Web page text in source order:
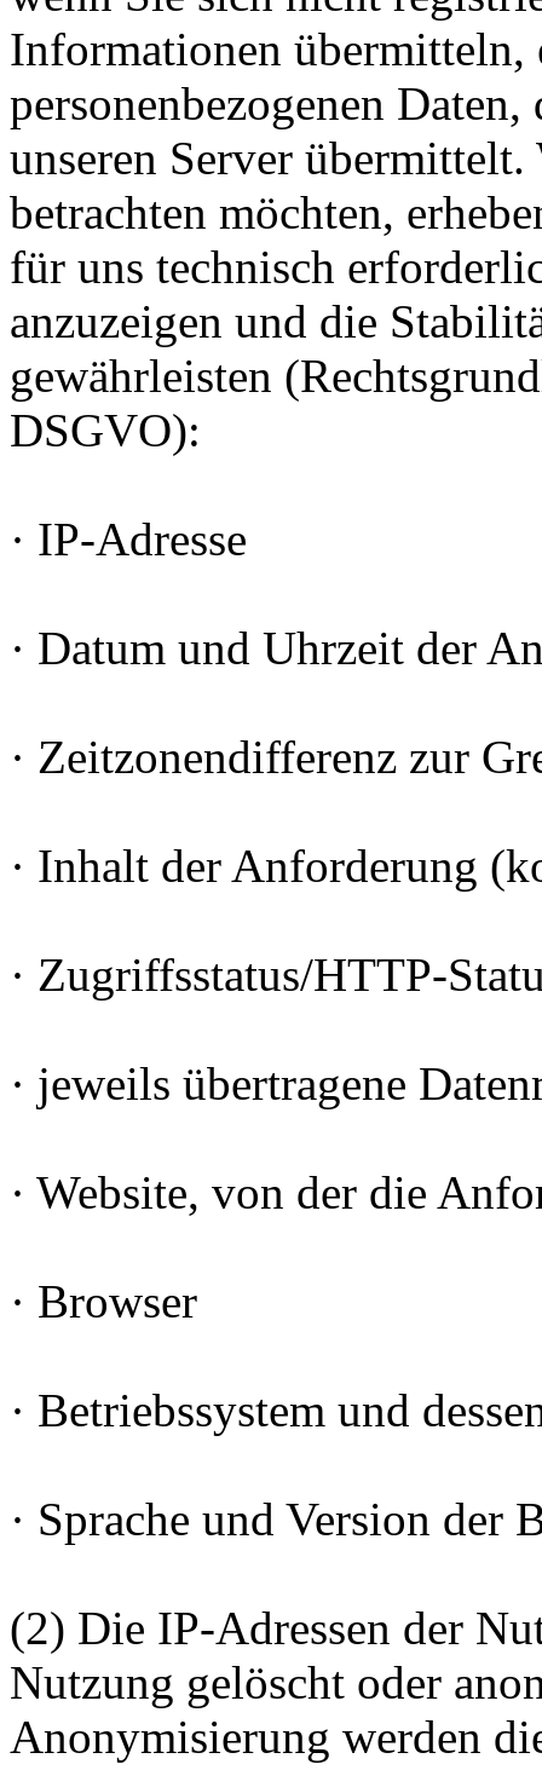
Informationen übermitteln,
personenbezogenen
unseren Server übermittelt.
betrachten möchten,
für uns technisch
anzuzeigen und die
gewährleisten
DSGVO):
· IP-Adresse
· Datum und Uhrzeit der
· Zeitzonendifferenz zur
· Inhalt der Anforderung
· Zugriffsstatus/HTTP-
· jeweils übertragene
· Website, von der die
· Browser
· Betriebssystem und
· Sprache und Version der
(2) Die IP-Adressen der
Nutzung gelöscht oder
Anonymisierung werden